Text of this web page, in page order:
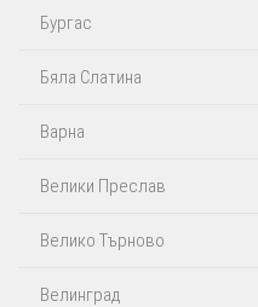
Бургас
Бяла Слатина
Варна
Велики Преслав
Велико Търново
Велинград